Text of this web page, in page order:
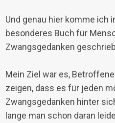
Und genau hier komme ich
besonderes Buch für
Zwangsgedanken
Mein Ziel war es,
zeigen, dass es für jeden
Zwangsgedanken hinter
lange man schon daran